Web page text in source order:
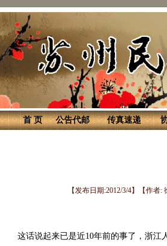
首 页 公告代邮 传真速递
【发布日期:2012/3/4】【作
这话说起来已是近10年前的事了，浙江人